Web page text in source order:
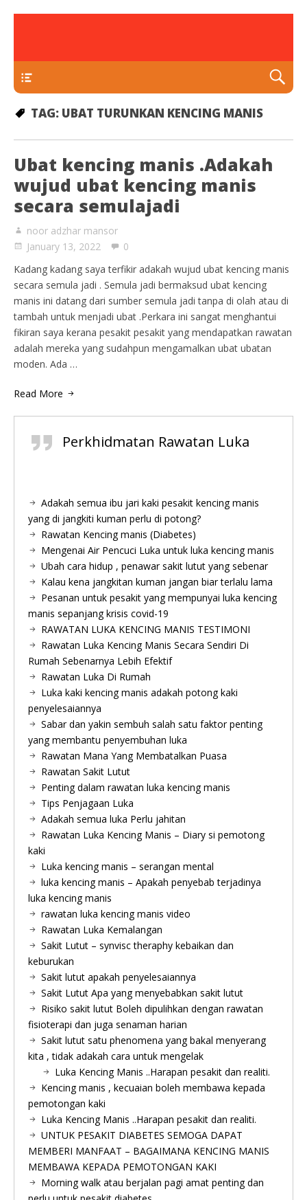
TAG: UBAT TURUNKAN KENCING MANIS
Ubat kencing manis .Adakah
wujud ubat kencing manis
secara semulajadi
noor adzhar mansor
January 13, 2022
0
Kadang kadang saya terfikir adakah wujud ubat kencing manis
secara semula jadi . Semula jadi bermaksud ubat kencing
manis ini datang dari sumber semula jadi tanpa di olah atau di
tambah untuk menjadi ubat .Perkara ini sangat menghantui
fikiran saya kerana pesakit pesakit yang mendapatkan rawatan
adalah mereka yang sudahpun mengamalkan ubat ubatan
moden. Ada …
Read More
Perkhidmatan Rawatan Luka
Adakah semua ibu jari kaki pesakit kencing manis
yang di jangkiti kuman perlu di potong?
Rawatan Kencing manis (Diabetes)
Mengenai Air Pencuci Luka untuk luka kencing manis
Ubah cara hidup , penawar sakit lutut yang sebenar
Kalau kena jangkitan kuman jangan biar terlalu lama
Pesanan untuk pesakit yang mempunyai luka kencing
manis sepanjang krisis covid-19
RAWATAN LUKA KENCING MANIS TESTIMONI
Rawatan Luka Kencing Manis Secara Sendiri Di
Rumah Sebenarnya Lebih Efektif
Rawatan Luka Di Rumah
Luka kaki kencing manis adakah potong kaki
penyelesaiannya
Sabar dan yakin sembuh salah satu faktor penting
yang membantu penyembuhan luka
Rawatan Mana Yang Membatalkan Puasa
Rawatan Sakit Lutut
Penting dalam rawatan luka kencing manis
Tips Penjagaan Luka
Adakah semua luka Perlu jahitan
Rawatan Luka Kencing Manis – Diary si pemotong
kaki
Luka kencing manis – serangan mental
luka kencing manis – Apakah penyebab terjadinya
luka kencing manis
rawatan luka kencing manis video
Rawatan Luka Kemalangan
Sakit Lutut – synvisc theraphy kebaikan dan
keburukan
Sakit lutut apakah penyelesaiannya
Sakit Lutut Apa yang menyebabkan sakit lutut
Risiko sakit lutut Boleh dipulihkan dengan rawatan
fisioterapi dan juga senaman harian
Sakit lutut satu phenomena yang bakal menyerang
kita , tidak adakah cara untuk mengelak
Luka Kencing Manis ..Harapan pesakit dan realiti.
Kencing manis , kecuaian boleh membawa kepada
pemotongan kaki
Luka Kencing Manis ..Harapan pesakit dan realiti.
UNTUK PESAKIT DIABETES SEMOGA DAPAT
MEMBERI MANFAAT – BAGAIMANA KENCING MANIS
MEMBAWA KEPADA PEMOTONGAN KAKI
Morning walk atau berjalan pagi amat penting dan